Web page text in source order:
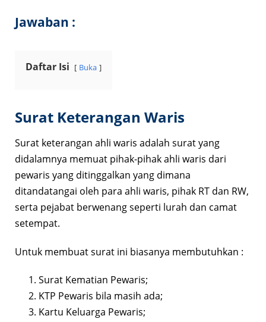
Jawaban :
Daftar Isi Buka
Surat Keterangan Waris
Surat keterangan ahli waris adalah surat yang
didalamnya memuat pihak-pihak ahli waris dari
pewaris yang ditinggalkan yang dimana
ditandatangai oleh para ahli waris, pihak RT dan RW,
serta pejabat berwenang seperti lurah dan camat
setempat.
Untuk membuat surat ini biasanya membutuhkan :
Surat Kematian Pewaris;
KTP Pewaris bila masih ada;
Kartu Keluarga Pewaris;